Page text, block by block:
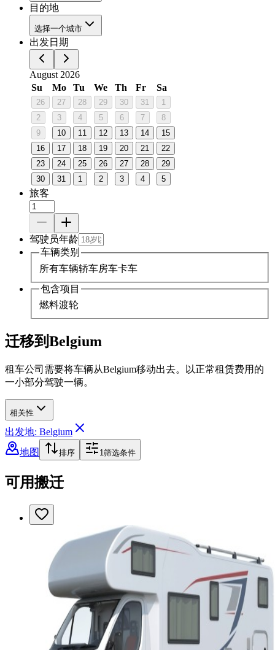
目的地
选择一个城市
出发日期
August 2026
Su
Mo Tu We Th Fr Sa
26 27 28 29 30 31
1
2
3 4 5 6 7
8
9
10 11 12 13 14
15
16
17 18 19 20 21
22
23
24 25 26 27 28
29
30
31 1 2 3 4 5
旅客
驾驶员年龄
车辆类别
所有车辆轿车房车卡车
包含项目
燃料渡轮
迁移到Belgium
租车公司需要将车辆从Belgium移动出去。以正常租赁费用的
一小部分驾驶一辆。
相关性
出发地: Belgium
地图
排序 1筛选条件
可用搬迁